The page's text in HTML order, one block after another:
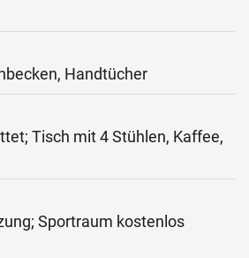
Handtücher
Tisch mit 4 Stühlen, Kaffee,
Sportraum kostenlos